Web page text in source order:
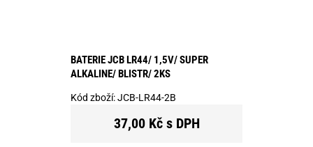
BATERIE JCB LR44/ 1,5V/ SUPER
ALKALINE/ BLISTR/ 2KS
Kód zboží:JCB-LR44-2B
37,00 Kč s DPH